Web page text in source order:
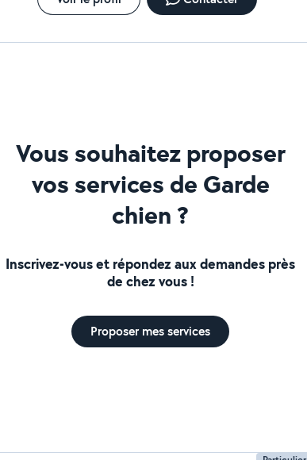
Vous souhaitez proposer
vos services de Garde
chien ?
Inscrivez-vous et répondez aux demandes près
de chez vous !
Proposer mes services